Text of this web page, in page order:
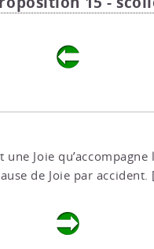
une Joie qu’accompagne
de Joie par accident.